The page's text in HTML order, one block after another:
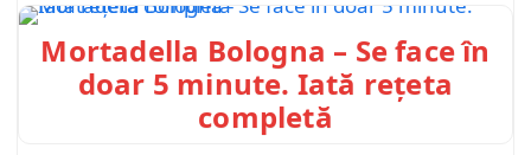
Mortadella Bologna – Se face în
doar 5 minute. Iată rețeta
completă